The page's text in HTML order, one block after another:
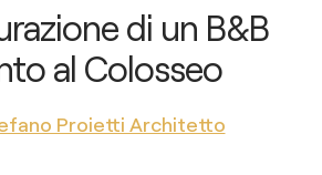
di un B&B
al Colosseo
Proietti Architetto